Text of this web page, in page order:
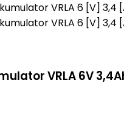
VRLA 6V